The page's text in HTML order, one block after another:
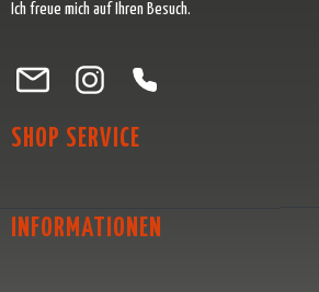
Ich freue mich auf Ihren Besuch.
Besuche uns auf Facebook – öffnet in neuem Tab
Schau auf Instagram vorbei – öffnet in
Lass dich auf Pinterest
Folge uns auf X – öffnet in
SHOP SERVICE
INFORMATIONEN